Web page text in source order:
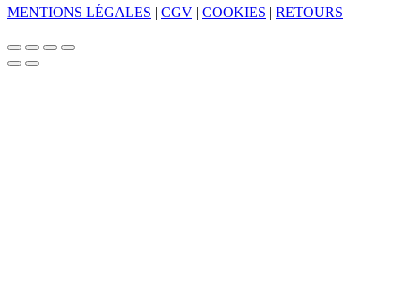
MENTIONS LÉGALES | CGV | COOKIES | RETOURS